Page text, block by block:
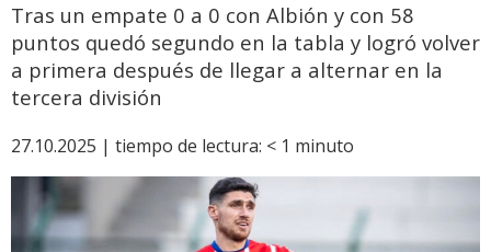
Tras un empate 0 a 0 con Albión y con 58
puntos quedó segundo en la tabla y logró volver
a primera después de llegar a alternar en la
tercera división
27.10.2025 | tiempo de lectura: < 1 minuto